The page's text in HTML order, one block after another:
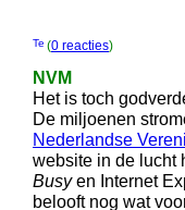
(0 reacties)
NVM
Het is toch
De miljoenen
Nederlandse
website in de lucht
Busyen Internet
belooft nog wat